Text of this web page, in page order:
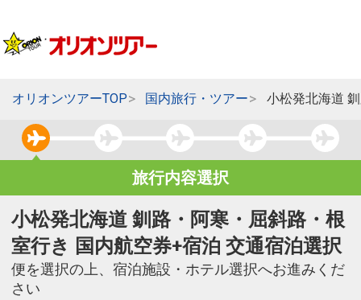
オリオンツアーTOP 国内旅行・ツアー 小松発北海道
旅行内容選択
小松発北海道 釧路・阿寒・屈斜路・根
室行き 国内航空券+宿泊 交通宿泊選択
便を選択の上、宿泊施設・ホテル選択へお進みくだ
さい